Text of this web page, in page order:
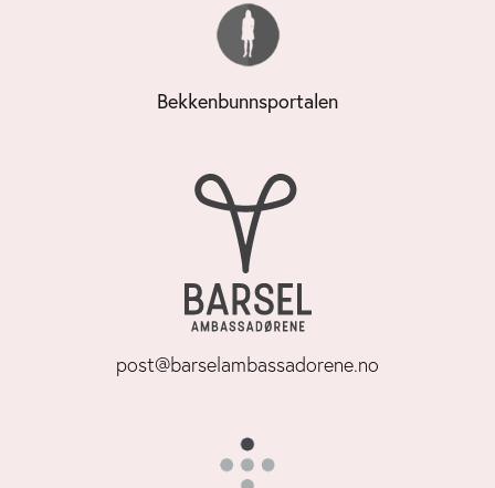
Bekkenbunnsportalen
post@barselambassadorene.no